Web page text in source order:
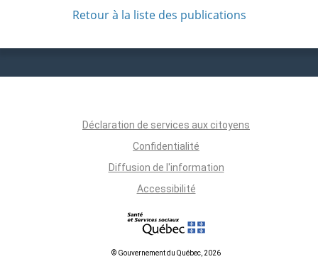
Retour à la liste des publications
Déclaration de services aux citoyens
Confidentialité
Diffusion de l'information
Accessibilité
© Gouvernement du Québec, 2026